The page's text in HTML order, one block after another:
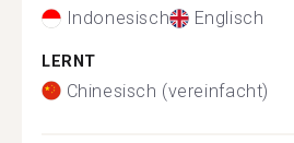
Indonesisch Englisch
LERNT
Chinesisch (vereinfacht)